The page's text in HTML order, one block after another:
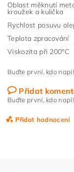
Oblast měknutí
kroužek a kulička
Rychlost posuvu
Teplota zpracování
Viskozita při 200°C
Buďte první, kdo
Přidat
Buďte první, kdo
Přidat hodnocení